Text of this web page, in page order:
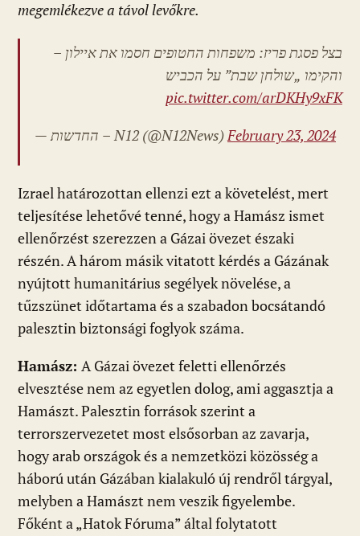
megemlékezve a távol levőkre.
בצל פסגת פריז: משפחות החטופים חסמו את איילון –
והקימו „שולחן שבת” על הכביש
pic.twitter.com/arDKHy9xFK
— החדשות – N12 (@N12News)February 23, 2024
Izrael határozottan ellenzi ezt a követelést, mert
teljesítése lehetővé tenné, hogy a Hamász ismet
ellenőrzést szerezzen a Gázai övezet északi
részén. A három másik vitatott kérdés a Gázának
nyújtott humanitárius segélyek növelése, a
tűzszünet időtartama és a szabadon bocsátandó
palesztin biztonsági foglyok száma.
Hamász: A Gázai övezet feletti ellenőrzés
elvesztése nem az egyetlen dolog, ami aggasztja a
Hamászt. Palesztin források szerint a
terrorszervezetet most elsősorban az zavarja,
hogy arab országok és a nemzetközi közösség a
háború után Gázában kialakuló új rendről tárgyal,
melyben a Hamászt nem veszik figyelembe.
Főként a „Hatok Fóruma” által folytatott